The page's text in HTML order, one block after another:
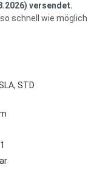
versendet.
schnell wie möglich
STD